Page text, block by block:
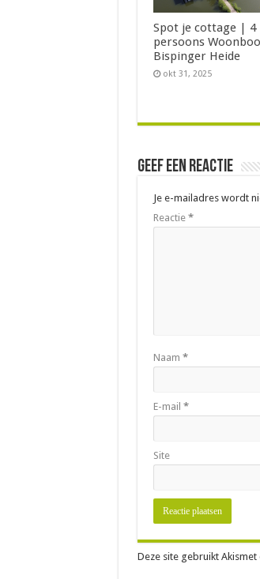
Spot je cottage | 4
persoons
Bispinger Heide
okt 31, 2025
Geef een reactie
Je e-mailadres wordt
Reactie *
Naam *
E-mail *
Site
Deze site gebruikt